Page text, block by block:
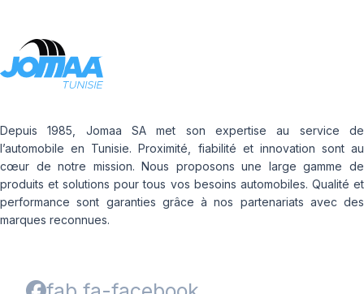
Depuis 1985, Jomaa SA met son expertise au service de
l’automobile en Tunisie. Proximité, fiabilité et innovation sont au
cœur de notre mission. Nous proposons une large gamme de
produits et solutions pour tous vos besoins automobiles. Qualité et
performance sont garanties grâce à nos partenariats avec des
marques reconnues.